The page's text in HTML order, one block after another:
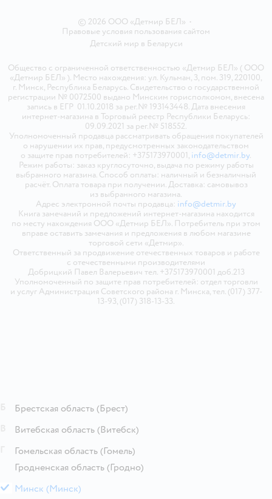
© 2026 ООО «Детмир БЕЛ» •
Правовые условия пользования сайтом
Детский мир в Беларуси
Общество с ограниченной ответственностью «Детмир БЕЛ» ( ООО
«Детмир БЕЛ» ). Место нахождения: ул. Кульман, 3, пом. 319, 220100,
г. Минск, Республика Беларусь. Свидетельство о государственной
регистрации № 0072500 выдано Минским горисполкомом, внесена
запись в ЕГР 01.10.2018 за рег.№ 193143448. Дата внесения
интернет-магазина в Торговый реестр Республики Беларусь:
09.09.2021 за рег.№ 518552.
Уполномоченный продавца рассматривать обращения покупателей
о нарушении их прав, предусмотренных законодательством
о защите прав потребителей: +375173970001, info@detmir.by.
Режим работы: заказ круглосуточно, выдача по режиму работы
выбранного магазина. Способ оплаты: наличный и безналичный
расчёт. Оплата товара при получении. Доставка: самовывоз
из выбранного магазина.
Адрес электронной почты продавца: info@detmir.by
Книга замечаний и предложений интернет-магазина находится
по месту нахождения ООО «Детмир БЕЛ». Потребитель при этом
вправе оставить замечания и предложения в любом магазине
торговой сети «Детмир».
Ответственный за продвижение отечественных товаров и работе
с отечественными производителями
Добрицкий Павел Валерьевич тел. +375173970001 доб.213
Уполномоченный по защите прав потребителей: отдел торговли
и услуг Администрация Советского района г. Минска, тел. (017) 377-
13-93, (017) 318-13-33.
Брестская область (Брест)
Витебская область (Витебск)
Гомельская область (Гомель)
Гродненская область (Гродно)
М Минск (Минск)